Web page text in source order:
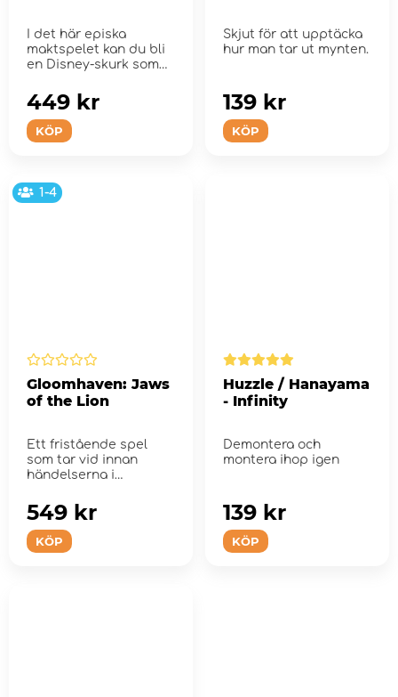
I det här episka
maktspelet kan du bli
en Disney-skurk som
KÖP
449 kr
Skjut för att upptäcka
hur man tar ut mynten.
KÖP
139 kr
1-4
Gloomhaven: Jaws
of the Lion
Ett fristående spel
som tar vid innan
händelserna i
förenk...
KÖP
549 kr
Huzzle / Hanayama
- Infinity
Demontera och
montera ihop igen
KÖP
139 kr